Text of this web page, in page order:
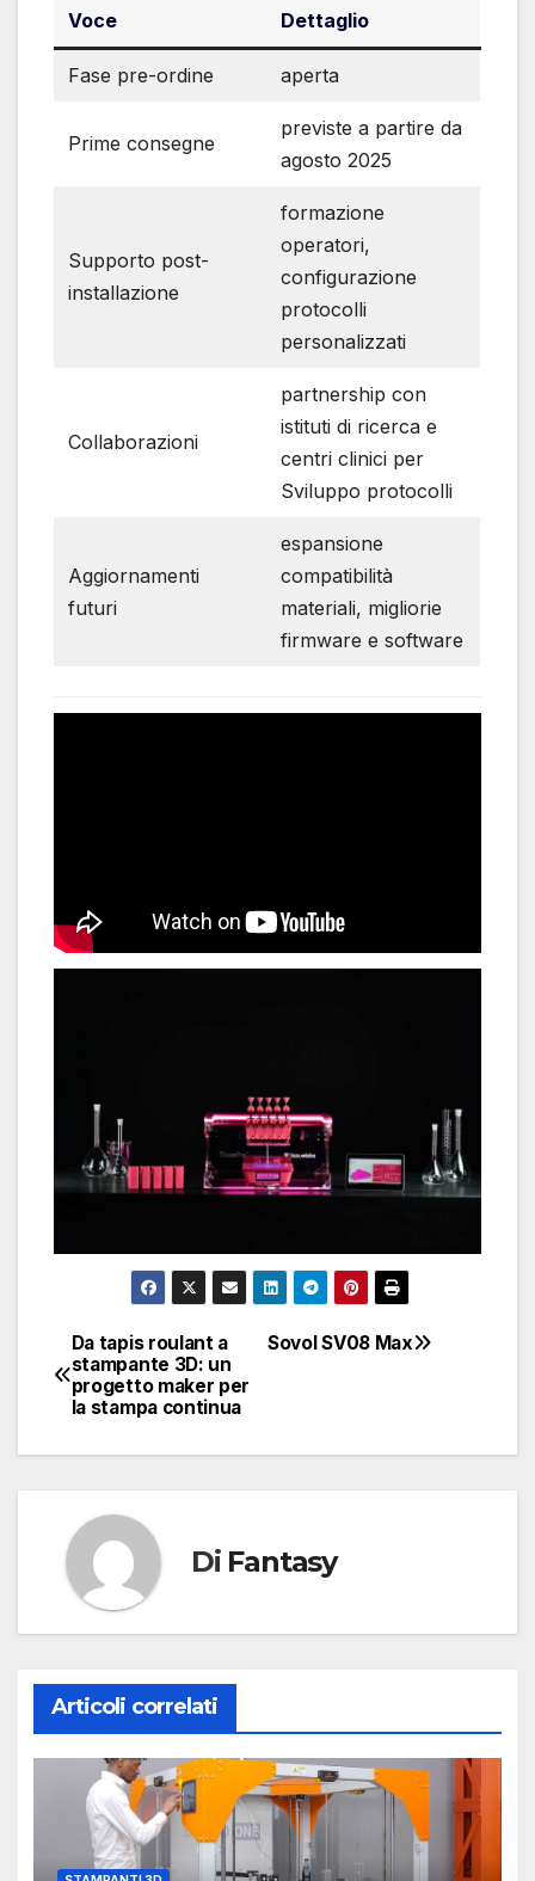
Voce Dettaglio
Fase pre-ordine aperta
Prime consegne
previste a partire da
agosto 2025
Supporto post-
installazione
formazione
operatori,
configurazione
protocolli
personalizzati
Collaborazioni
partnership con
istituti di ricerca e
centri clinici per
Sviluppo protocolli
Aggiornamenti
futuri
espansione
compatibilità
materiali, migliorie
firmware e software
Navigazione
articoli
Sovol SV08 Max
Da tapis roulant a
stampante 3D: un
progetto maker per
la stampa continua
Di Fantasy
Articoli correlati